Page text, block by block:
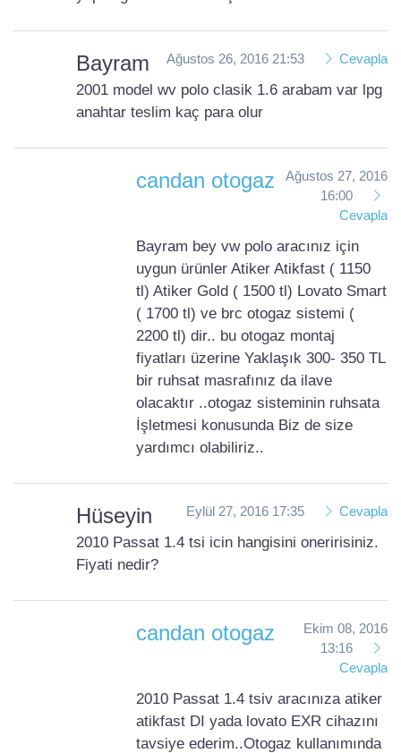
Bayram Ağustos 26, 2016 21:53 Cevapla
2001 model wv polo clasik 1.6 arabam var lpg
anahtar teslim kaç para olur
candan otogaz
Ağustos 27, 2016
16:00
Cevapla
Bayram bey vw polo aracınız için
uygun ürünler Atiker Atikfast ( 1150
tl) Atiker Gold ( 1500 tl) Lovato Smart
( 1700 tl) ve brc otogaz sistemi (
2200 tl) dir.. bu otogaz montaj
fiyatları üzerine Yaklaşık 300- 350 TL
bir ruhsat masrafınız da ilave
olacaktır ..otogaz sisteminin ruhsata
İşletmesi konusunda Biz de size
yardımcı olabiliriz..
Hüseyin Eylül 27, 2016 17:35 Cevapla
2010 Passat 1.4 tsi icin hangisini oneririsiniz.
Fiyati nedir?
candan otogaz
Ekim 08, 2016
13:16
Cevapla
2010 Passat 1.4 tsiv aracınıza atiker
atikfast DI yada lovato EXR cihazını
tavsiye ederim..Otogaz kullanımında